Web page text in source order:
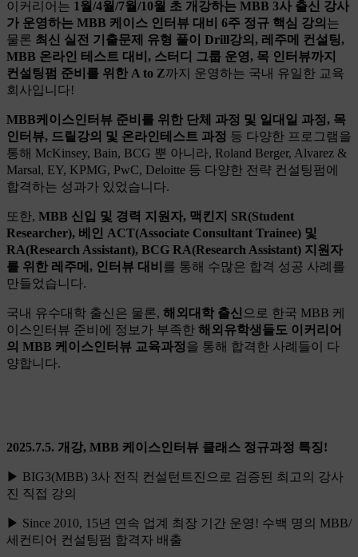
이커리어는 1월/4월/7월/10월 초 개강하는 MBB 3사 출신 강사
가 운영하는 MBB 케이스 인터뷰 대비 6주 정규 핵심 강의 는
물론 최신 실전 기출문제 유형 풀이 Drill강의, 레주메 컨설팅,
MBB 온라인 테스트 대비, 스터디 그룹 운영, 목 인터뷰까지
컨설팅펌 준비를 위한 A to Z까지 운영하는 국내 유일한 교육
회사입니다!
MBB케이스인터뷰 준비를 위한 단체 과정 및 일대일 과정, 목
인터뷰, 드릴강의 및 온라인테스트 과정 등 다양한 프로그램을
통해 McKinsey, Bain, BCG 뿐 아니라, Roland Berger, Alvarez &
Marsal, EY, KPMG, PwC, Deloitte 등 다양한 전략 컨설팅펌에
합격하는 성과가 있었습니다.
​또한, MBB 신입 및 경력 지원자, 맥킨지 SR(Student
Researcher), 베인 ACT(Associate Consultant Trainee) 및
RA(Research Assistant), BCG RA(Research Assistant) 지원자
를 위한 레주메, 인터뷰 대비 를 통해 수많은 합격 성공 사례를
만들었습니다.
국내 유수대학 출신은 물론, 해외대학 출신 으로 한국 MBB 케
이스인터뷰 준비에 정보가 부족한 해외유학생들도 이커리어
의 MBB 케이스인터뷰 교육과정을 통해 합격한 사례들이 다
양합니다.
2025.7.5. 개강, MBB 케이스인터뷰 클래스 정규과정 특징!
▶ BIG3(MBB) 3사 전직 컨설턴트진으로 검증된 최고의 강사
진 직접 강의
▶ Since 2010, 15년 연속 업계 최장 기간 운영! 수백 명의 MBB/
세컨티어 컨설팅펌 합격자 배출